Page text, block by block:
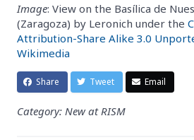
Image: View on the Basílica de
(Zaragoza) by Leronich under the
Attribution-Share Alike 3.0
Wikimedia
Share Tweet Email
Category: New at RISM